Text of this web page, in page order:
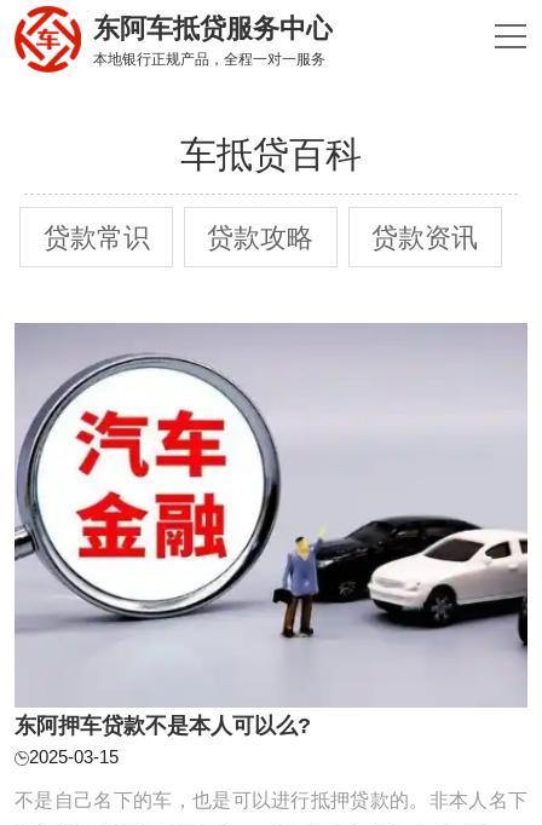
东阿车抵贷服务中心
本地银行正规产品，全程一对一服务
车抵贷百科
贷款常识 贷款攻略 贷款资讯
东阿押车贷款不是本人可以么?
2025-03-15
不是自己名下的车，也是可以进行抵押贷款的。非本人名下